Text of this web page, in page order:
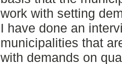
work with setting
I have done an
municipalities that
with demands on